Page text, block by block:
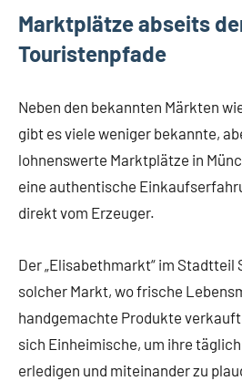
Marktplätze abseits
Touristenpfade
Neben den bekannten Märkten
gibt es viele weniger bekannte,
lohnenswerte Marktplätze in
eine authentische
direkt vom Erzeuger.
Der „Elisabethmarkt“ im Stadtteil
solcher Markt, wo frische
handgemachte Produkte
sich Einheimische, um ihre
erledigen und miteinander zu